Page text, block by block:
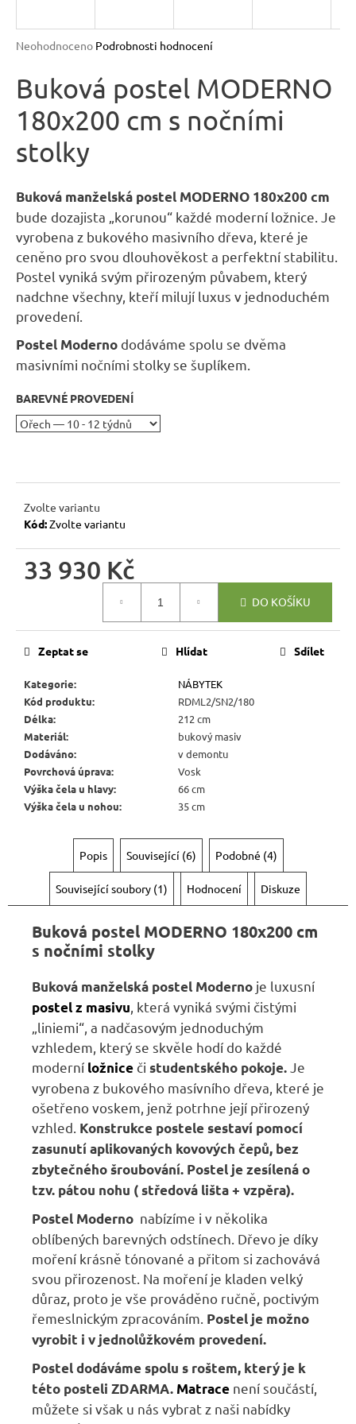
Průměrné
produktu
je
0,0
5
hvězdiček.
Neohodnoceno Podrobnosti hodnocení
Buková postel MODERNO
180x200 cm s nočními
stolky
Buková manželská postel MODERNO 180x200 cm
bude dozajista „korunou“ každé moderní ložnice. Je
vyrobena z bukového masivního dřeva, které je
ceněno pro svou dlouhověkost a perfektní stabilitu.
Postel vyniká svým přirozeným půvabem, který
nadchne všechny, kteří milují luxus v jednoduchém
provedení.
Postel Modernododáváme spolu se dvěma
masivními nočními stolky se šuplíkem.
BAREVNÉ PROVEDENÍ
Zvolte variantu
Kód:Zvolte variantu
33 930 Kč
DO KOŠÍKU
Kategorie:
NÁBYTEK
Kód produktu:
RDML2/SN2/180
Délka:
212 cm
Materiál:
bukový masiv
Dodáváno:
v demontu
Povrchová úprava:
Vosk
Výška čela u hlavy:
66 cm
Výška čela u nohou: 35 cm
Zeptat se Hlídat Sdílet
A
Popis Související (6) Podobné (4)
Související soubory (1) Hodnocení Diskuze
Buková postel MODERNO 180x200 cm
s nočními stolky
Buková manželská postel Moderno je luxusní
postel z masivu , která vyniká svými čistými
„liniemi“, a nadčasovým jednoduchým
vzhledem, který se skvěle hodí do každé
moderní ložniceči studentského pokoje. Je
vyrobena z bukového masívního dřeva, které je
ošetřeno voskem, jenž potrhne její přirozený
vzhled. Konstrukce postelesestaví pomocí
zasunutí aplikovaných kovových čepů, bez
zbytečného šroubování. Postel je zesílená o
tzv. pátou nohu ( středová lišta + vzpěra).
Postel Moderno nabízíme i v několika
oblíbených barevných odstínech. Dřevo je díky
moření krásně tónované a přitom si zachovává
svou přirozenost. Na moření je kladen velký
důraz, proto je vše prováděno ručně, poctivým
řemeslnickým zpracováním. Postel je možno
vyrobit i v jednolůžkovém provedení.
Postel dodáváme spolu s roštem, který je k
této posteli ZDARMA. Matrace není součástí,
můžete si však u nás vybrat z naši nabídky
a
í
t
?
HLEDAT
D
o
p
o
r
č
u
j
SWEET
HOME
Kč
Původně:
720
Kč